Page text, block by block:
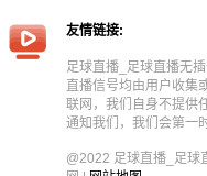
友情链接:
足球直播_足球直播无
直播信号均由用户收集
联网，我们自身不提供
通知我们，我们会第一
@2022 足球直播_足球